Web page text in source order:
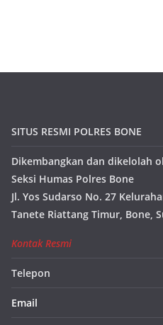
SITUS RESMI POLRES BONE
Dikembangkan dan dikelolah
Seksi Humas Polres Bone
Jl. Yos Sudarso No. 27
Tanete Riattang Timur, Bone,
Kontak Resmi
Telepon
Email